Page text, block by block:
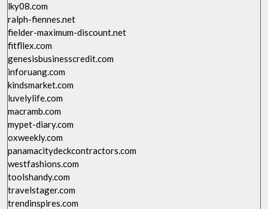
lky08.com
ralph-fiennes.net
fielder-maximum-discount.net
fitfllex.com
genesisbusinesscredit.com
inforuang.com
kindsmarket.com
luvelylife.com
macramb.com
mypet-diary.com
oxweekly.com
panamacitydeckcontractors.com
westfashions.com
toolshandy.com
travelstager.com
trendinspires.com